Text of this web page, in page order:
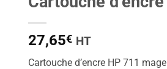
27,65€ HT
Cartouche d’encre HP 711